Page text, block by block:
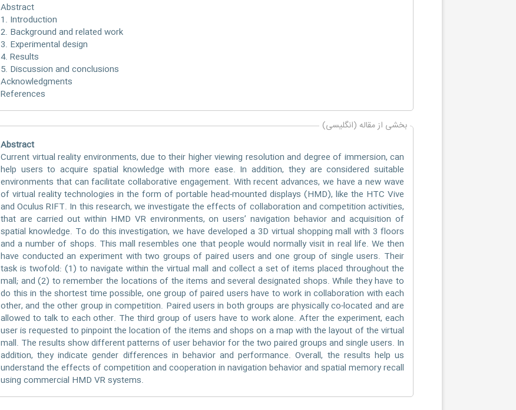
Abstract
1. Introduction
2. Background and related work
3. Experimental design
4. Results
5. Discussion and conclusions
Acknowledgments
References
بخشی از مقاله (انگلیسی)
Abstract
Current virtual reality environments, due to their higher viewing resolution and degree of immersion, can
help users to acquire spatial knowledge with more ease. In addition, they are considered suitable
environments that can facilitate collaborative engagement. With recent advances, we have a new wave
of virtual reality technologies in the form of portable head-mounted displays (HMD), like the HTC Vive
and Oculus RIFT. In this research, we investigate the effects of collaboration and competition activities,
that are carried out within HMD VR environments, on users’ navigation behavior and acquisition of
spatial knowledge. To do this investigation, we have developed a 3D virtual shopping mall with 3 floors
and a number of shops. This mall resembles one that people would normally visit in real life. We then
have conducted an experiment with two groups of paired users and one group of single users. Their
task is twofold: (1) to navigate within the virtual mall and collect a set of items placed throughout the
mall; and (2) to remember the locations of the items and several designated shops. While they have to
do this in the shortest time possible, one group of paired users have to work in collaboration with each
other, and the other group in competition. Paired users in both groups are physically co-located and are
allowed to talk to each other. The third group of users have to work alone. After the experiment, each
user is requested to pinpoint the location of the items and shops on a map with the layout of the virtual
mall. The results show different patterns of user behavior for the two paired groups and single users. In
addition, they indicate gender differences in behavior and performance. Overall, the results help us
understand the effects of competition and cooperation in navigation behavior and spatial memory recall
using commercial HMD VR systems.